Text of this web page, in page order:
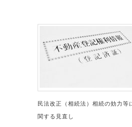
民法改正（相続法）相続の効力等
関する見直し